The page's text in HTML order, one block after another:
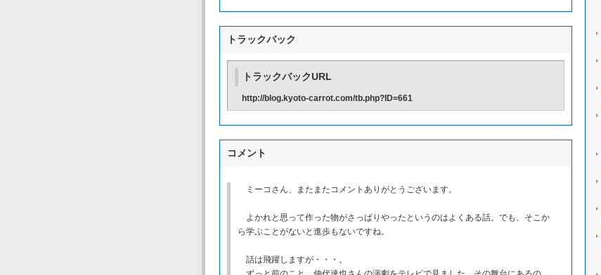
トラックバック
トラックバックURL
http://blog.kyoto-carrot.com/tb.php?ID=661
コメント
ミーコさん、またまたコメントありがとうございます。
よかれと思って作った物がさっぱりやったというのはよくある話。でも、そこか
ら学ぷことがないと進歩もないですね。
話は飛躍しますが・・・。